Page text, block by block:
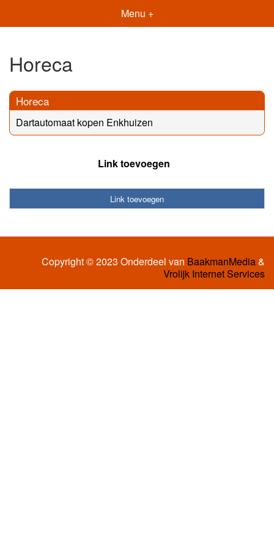
Menu +
Horeca
Horeca
Dartautomaat kopen Enkhuizen
Link toevoegen
Link toevoegen
Copyright © 2023 Onderdeel van BaakmanMedia&
Vrolijk Internet Services